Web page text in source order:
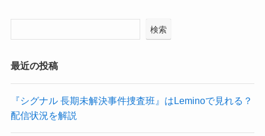
検索
最近の投稿
『シグナル 長期未解決事件捜査班』はLeminoで見れる？
配信状況を解説